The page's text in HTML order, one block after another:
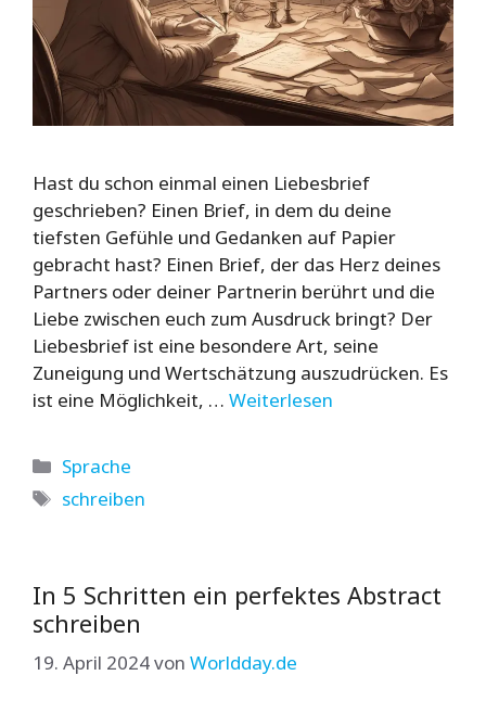
Hast du schon einmal einen Liebesbrief
geschrieben? Einen Brief, in dem du deine
tiefsten Gefühle und Gedanken auf Papier
gebracht hast? Einen Brief, der das Herz deines
Partners oder deiner Partnerin berührt und die
Liebe zwischen euch zum Ausdruck bringt? Der
Liebesbrief ist eine besondere Art, seine
Zuneigung und Wertschätzung auszudrücken. Es
ist eine Möglichkeit, … Weiterlesen
Kategorien
Sprache
Schlagwörter
schreiben
In 5 Schritten ein perfektes Abstract
schreiben
19. April 2024von Worldday.de